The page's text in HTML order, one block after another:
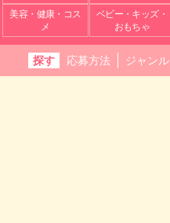
美容・健康・コス
メ
ベビー・キッズ・
おもちゃ
探す 応募方法 ジャンル